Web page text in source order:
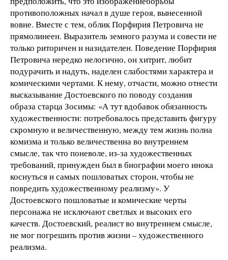
противоположных начал в душе героя, вынесенной
вовне. Вместе с тем, облик Порфирия Петровича не
прямолинеен. Выразитель земного разума и совести не
только риторичен и назидателен. Поведение Порфирия
Петровича нередко нелогично, он хитрит, любит
подурачить и надуть, наделен слабостями характера и
комическими чертами. К нему, отчасти, можно отнести
высказывание Достоевского по поводу создания
образа старца Зосимы: «А тут вдобавок обязанность
художественности: потребовалось представить фигуру
скромную и величественную, между тем жизнь полна
комизма и только величественна во внутреннем
смысле, так что поневоле, из-за художественных
требований, принужден был в биографии моего инока
коснуться и самых пошловатых сторон, чтобы не
повредить художественному реализму». У
Достоевского пошловатые и комические черты
персонажа не исключают светлых и высоких его
качеств. Достоевский, реалист во внутреннем смысле,
не мог погрешить против жизни – художественного
реализма.